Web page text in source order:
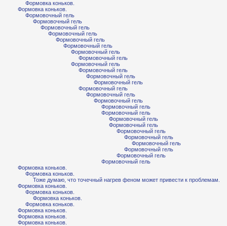
Формовка коньков.
Формовка коньков.
Формовочный гель
Формовочный гель
Формовочный гель
Формовочный гель
Формовочный гель
Формовочный гель
Формовочный гель
Формовочный гель
Формовочный гель
Формовочный гель
Формовочный гель
Формовочный гель
Формовочный гель
Формовочный гель
Формовочный гель
Формовочный гель
Формовочный гель
Формовочный гель
Формовочный гель
Формовочный гель
Формовочный гель
Формовочный гель
Формовочный гель
Формовочный гель
Формовочный гель
Формовка коньков.
Формовка коньков.
Тоже думаю, что точечный нагрев феном может привести к проблемам.
Формовка коньков.
Формовка коньков.
Формовка коньков.
Формовка коньков.
Формовка коньков.
Формовка коньков.
Формовка коньков.